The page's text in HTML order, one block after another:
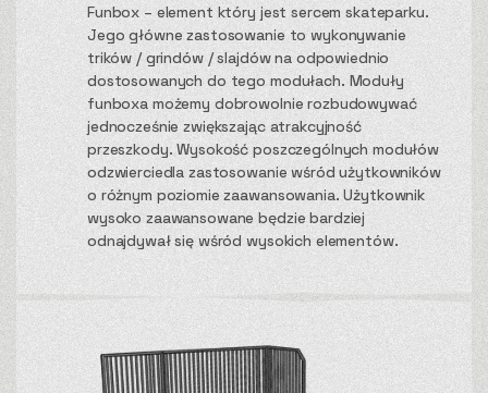
Funbox – element który jest sercem skateparku.
Jego główne zastosowanie to wykonywanie
trików / grindów / slajdów na odpowiednio
dostosowanych do tego modułach. Moduły
funboxa możemy dobrowolnie rozbudowywać
jednocześnie zwiększając atrakcyjność
przeszkody. Wysokość poszczególnych modułów
odzwierciedla zastosowanie wśród użytkowników
o różnym poziomie zaawansowania. Użytkownik
wysoko zaawansowane będzie bardziej
odnajdywał się wśród wysokich elementów.